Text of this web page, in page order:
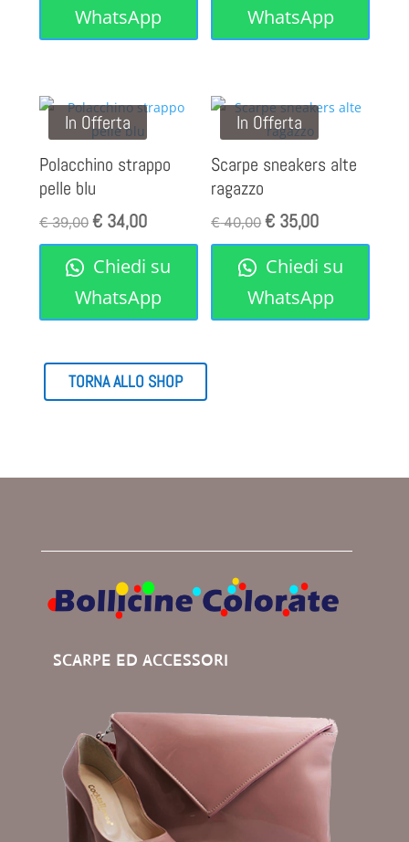
era:
€ 65,00.
è:
€ 49,00.
WhatsApp
era:
€ 65,00.
è:
€ 49,00.
WhatsApp
In Offerta
Polacchino strappo
pelle blu
€39,00 Il
prezzo
originale
era:
€ 39,00.
€34,00Il
prezzo
attuale
è:
€ 34,00.
Chiedi su
WhatsApp
In Offerta
Scarpe sneakers alte
ragazzo
€40,00Il
prezzo
originale
era:
€ 40,00.
€ 35,00Il
prezzo
attuale
è:
€ 35,00.
Chiedi su
WhatsApp
TORNA ALLO SHOP
SCARPE ED ACCESSORI